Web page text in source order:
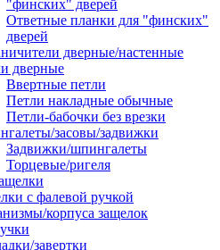
"финских" дверей
Ответные планки для "финских"
дверей
дверные/настенные
дверные
Ввертные петли
Петли накладные обычные
Петли-бабочки без врезки
засовы/задвижки
Задвижки/шпингалеты
Торцевые/ригеля
с фалевой ручкой
корпуса защелок
завертки